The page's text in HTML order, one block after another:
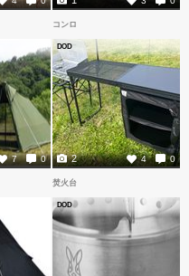
7 0
コンロ
DOD
4 0
2
焚火台
DOD